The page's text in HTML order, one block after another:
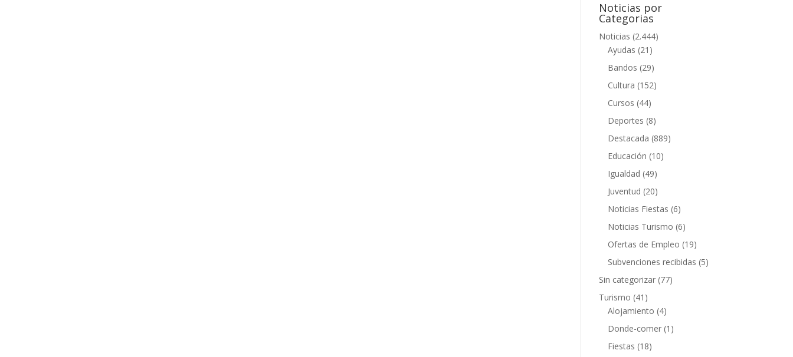
Noticias por
Categorias
Noticias (2.444)
Ayudas (21)
Bandos (29)
Cultura (152)
Cursos (44)
Deportes (8)
Destacada (889)
Educación (10)
Igualdad (49)
Juventud (20)
Noticias Fiestas (6)
Noticias Turismo (6)
Ofertas de Empleo (19)
Subvenciones recibidas (5)
Sin categorizar (77)
Turismo (41)
Alojamiento (4)
Donde-comer (1)
Fiestas (18)